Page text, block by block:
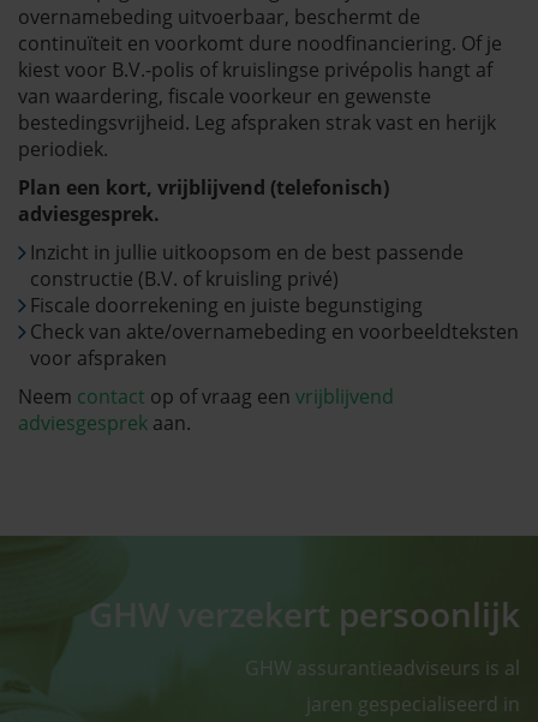
overnamebeding uitvoerbaar, beschermt de
continuïteit en voorkomt dure noodfinanciering. Of je
kiest voor B.V.-polis of kruislingse privépolis hangt af
van waardering, fiscale voorkeur en gewenste
bestedingsvrijheid. Leg afspraken strak vast en herijk
periodiek.
Plan een kort, vrijblijvend (telefonisch)
adviesgesprek.
Inzicht in jullie uitkoopsom en de best passende
constructie (B.V. of kruisling privé)
Fiscale doorrekening en juiste begunstiging
Check van akte/overnamebeding en voorbeeldteksten
voor afspraken
Neem contact op of vraag een vrijblijvend
adviesgesprek aan.
GHW verzekert persoonlijk
GHW assurantieadviseurs is al
jaren gespecialiseerd in